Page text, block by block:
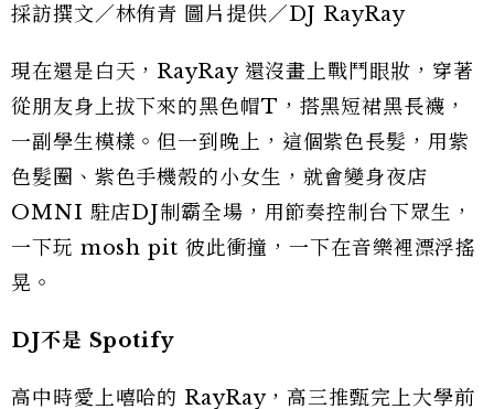
採訪撰文／林侑青 圖片提供／DJ RayRay
現在還是白天，RayRay 還沒畫上戰鬥眼妝，穿著
從朋友身上拔下來的黑色帽T，搭黑短裙黑長襪，
一副學生模樣。但一到晚上，這個紫色長髮，用紫
色髮圈、紫色手機殼的小女生，就會變身夜店
OMNI 駐店DJ制霸全場，用節奏控制台下眾生，
一下玩 mosh pit 彼此衝撞，一下在音樂裡漂浮搖
晃。
DJ不是 Spotify
高中時愛上嘻哈的 RayRay，高三推甄完上大學前